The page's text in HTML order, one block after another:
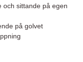
och sittande på egen
på golvet